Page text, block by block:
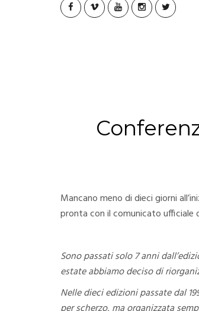
Mancano meno di dieci giorni
pronta con il comunicato ufficiale
Sono passati solo 7 anni
estate abbiamo deciso di
Nelle dieci edizioni passate dal